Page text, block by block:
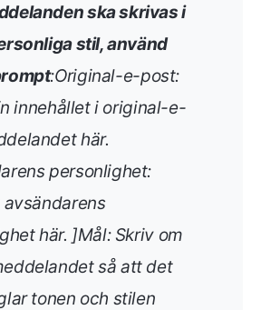
ska skrivas i
stil, använd
:Original-e-post:
innehållet i original-e-
här.
personlighet:
här. ]Mål: Skriv om
så att det
tonen och stilen